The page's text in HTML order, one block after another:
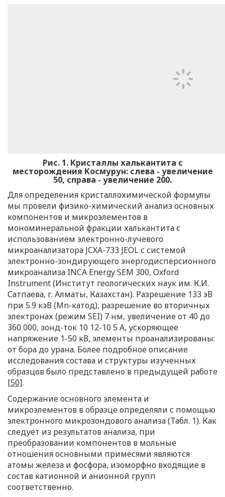
Рис. 1. Кристаллы халькантита с
месторождения Космурун: слева - увеличение
50, справа - увеличение 200.
Для определения кристаллохимической формулы
мы провели физико-химический анализ основных
компонентов и микроэлементов в
мономинеральной фракции халькантита с
использованием электронно-лучевого
микроанализатора JCXA-733 JEOL с системой
электронно-зондирующего энергодисперсионного
микроанализа INCA Energy SEM 300, Oxford
Instrument (Институт геологических наук им. К.И.
Сатпаева, г. Алматы, Казахстан). Разрешение 133 эВ
при 5.9 кэВ (Mn-катод), разрешение во вторичных
электронах (режим SEI) 7 нм, увеличение от 40 до
360 000, зонд-ток 10 12-10 5 А, ускоряющее
напряжение 1-50 кВ, элементы проанализированы:
от бора до урана. Более подробное описание
исследования состава и структуры изученных
образцов было представлено в предыдущей работе
[50].
Содержание основного элемента и
микроэлементов в образце определяли с помощью
электронного микрозондового анализа (Табл. 1). Как
следует из результатов анализа, при
преобразовании компонентов в мольные
отношения основными примесями являются
атомы железа и фосфора, изоморфно входящие в
состав катионной и анионной групп
соответственно.